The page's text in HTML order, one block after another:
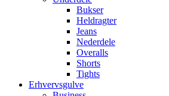
Bukser
Heldragter
Jeans
Nederdele
Overalls
Shorts
Tights
Erhvervsgulve